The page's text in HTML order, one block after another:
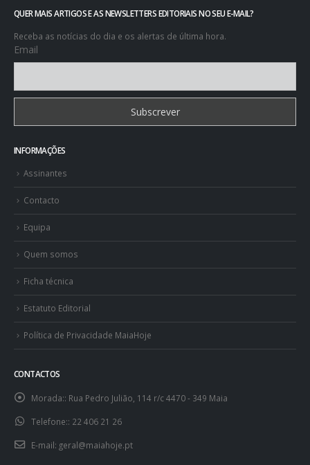
QUER MAIS ARTIGOS E AS NEWSLETTERS EDITORIAIS NO SEU E-MAIL?
Receba as notícias do dia e os alertas de última hora.
Email
INFORMAÇÕES
Assinantes
Contacto
Equipa
Quem somos
Ficha técnica
Estatuto Editorial
Política de Privacidade MaiaHoje
CONTACTOS
Morada:: Rua Pedro Julião, 114 r/c 4470 - 349 Maia
Telefone:: 22 406 21 26
E-mail: geral@maiahoje.pt